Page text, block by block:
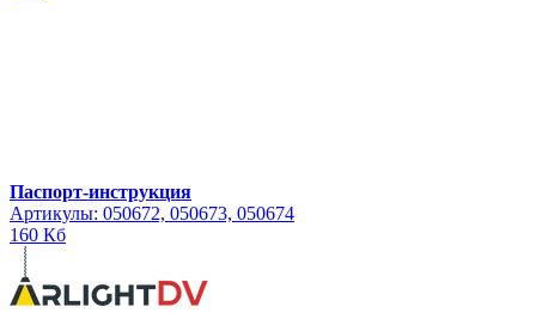
Паспорт-инструкция
Артикулы: 050672, 050673, 050674
160 Кб